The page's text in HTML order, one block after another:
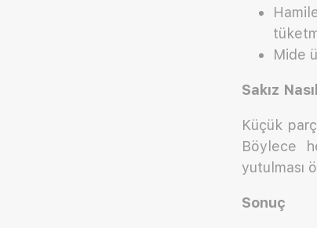
Mide
Sakız
Küçük
Böylece
yutulması
Sonuç